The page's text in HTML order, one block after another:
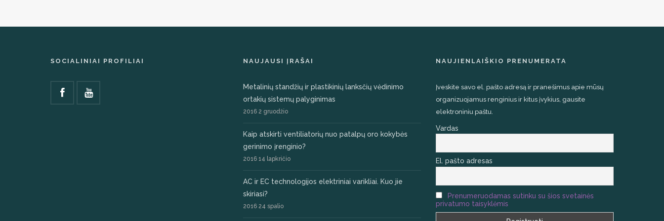
SOCIALINIAI PROFILIAI NAUJAUSI ĮRAŠAI
Metalinių standžių ir plastikinių lanksčių vėdinimo
ortakių sistemų palyginimas
2016 2 gruodžio
Kaip atskirti ventiliatorių nuo patalpų oro kokybės
gerinimo įrenginio?
2016 14 lapkričio
AC ir EC technologijos elektriniai varikliai. Kuo jie
skiriasi?
2016 24 spalio
NAUJIENLAIŠKIO PRENUMERATA
Įveskite savo el. pašto adresą ir pranešimus apie mūsų
organizuojamus renginius ir kitus įvykius, gausite
elektroniniu paštu.
Vardas
El. pašto adresas
Prenumeruodamas sutinku su šios svetainės
privatumo taisyklėmis